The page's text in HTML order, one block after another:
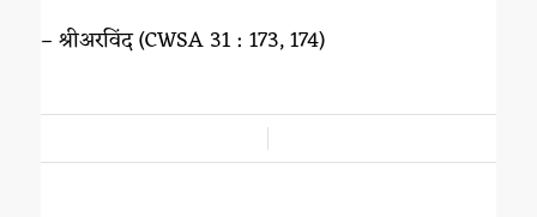
– श्रीअरविंद (CWSA 31 : 173, 174)